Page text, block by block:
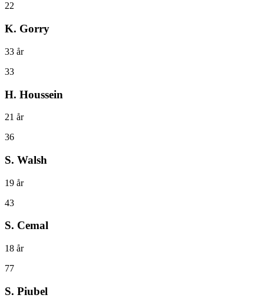
22
K. Gorry
33 år
33
H. Houssein
21 år
36
S. Walsh
19 år
43
S. Cemal
18 år
77
S. Piubel